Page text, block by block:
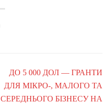
ДО 5 000 ДОЛ — ГРАНТИ
ДЛЯ МІКРО-, МАЛОГО ТА
СЕРЕДНЬОГО БІЗНЕСУ НА